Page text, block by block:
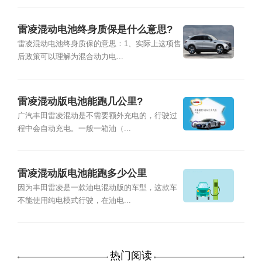
雷凌混动电池终身质保是什么意思?
雷凌混动电池终身质保的意思：1、实际上这项售
后政策可以理解为混合动力电...
雷凌混动版电池能跑几公里?
广汽丰田雷凌混动是不需要额外充电的，行驶过
程中会自动充电。一般一箱油（...
雷凌混动版电池能跑多少公里
因为丰田雷凌是一款油电混动版的车型，这款车
不能使用纯电模式行驶，在油电...
热门阅读